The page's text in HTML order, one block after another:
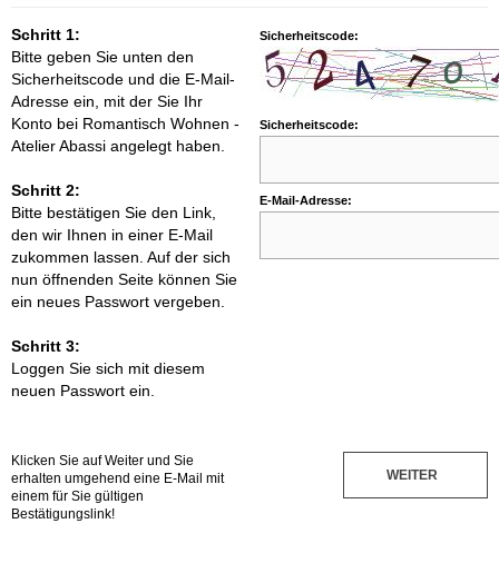
Schritt 1:
Bitte geben Sie unten den
Sicherheitscode und die E-Mail-
Adresse ein, mit der Sie Ihr
Konto bei Romantisch Wohnen -
Atelier Abassi angelegt haben.
Schritt 2:
Bitte bestätigen Sie den Link,
den wir Ihnen in einer E-Mail
zukommen lassen. Auf der sich
nun öffnenden Seite können Sie
ein neues Passwort vergeben.
Schritt 3:
Loggen Sie sich mit diesem
neuen Passwort ein.
Sicherheitscode:
Sicherheitscode:
E-Mail-Adresse:
Klicken Sie auf Weiter und Sie
erhalten umgehend eine E-Mail mit
einem für Sie gültigen
Bestätigungslink!
WEITER